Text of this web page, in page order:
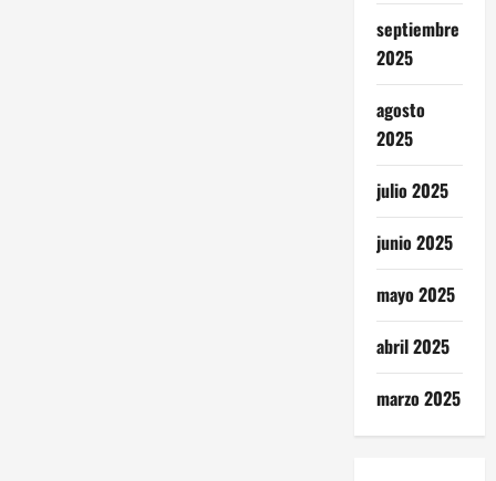
septiembre
2025
agosto
2025
julio 2025
junio 2025
mayo 2025
abril 2025
marzo 2025